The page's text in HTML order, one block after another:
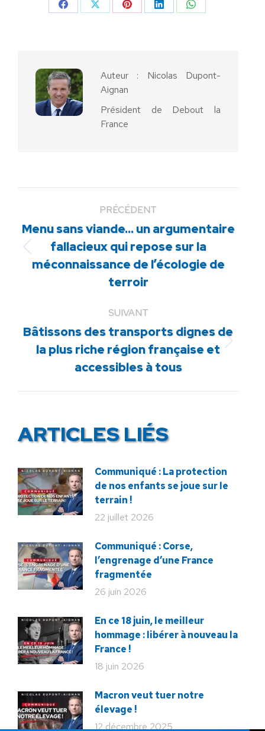
PartagerPartagerPartagerPartagerPartager
Auteur : Nicolas Dupont-
Aignan
Président de Debout la
France
PRÉCÉDENT
Article
précédent
:
Menu sans viande… un argumentaire
fallacieux qui repose sur la
méconnaissance de l’écologie de
terroir
SUIVANT
Article
suivant
:
Bâtissons des transports dignes de
la plus riche région française et
accessibles à tous
ARTICLES LIÉS
Communiqué : La protection
de nos enfants se joue sur le
terrain !
22 juillet 2026
Communiqué : Corse,
l’engrenage d’une France
fragmentée
26 juin 2026
En ce 18 juin, le meilleur
hommage : libérer à nouveau la
France !
18 juin 2026
Macron veut tuer notre
élevage !
12 décembre 2025